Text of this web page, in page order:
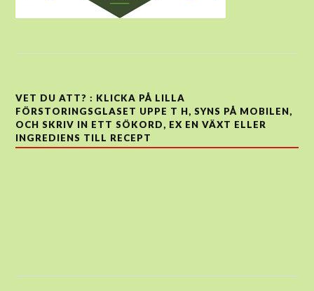
VET DU ATT? : KLICKA PÅ LILLA
FÖRSTORINGSGLASET UPPE T H, SYNS PÅ MOBILEN,
OCH SKRIV IN ETT SÖKORD, EX EN VÄXT ELLER
INGREDIENS TILL RECEPT